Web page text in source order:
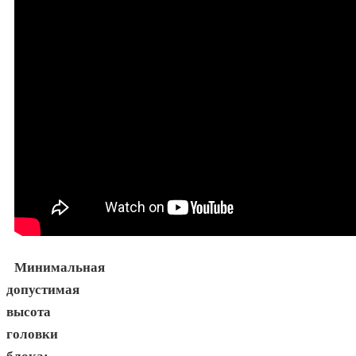
Минимальная
допустимая
высота
головки